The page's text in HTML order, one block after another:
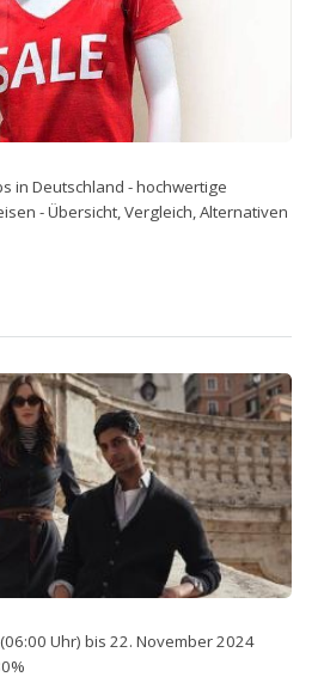
in Deutschland - hochwertige
- Übersicht, Vergleich, Alternativen
Uhr) bis 22. November 2024